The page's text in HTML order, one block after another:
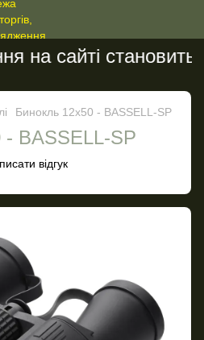
сайті становить
Бинокль 12x50 - BASSELL-SP
- BASSELL-SP
відгук